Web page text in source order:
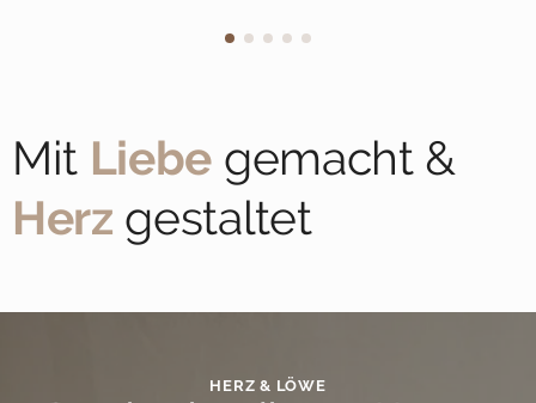
Mit Liebe gemacht &
Herz gestaltet
HERZ & LÖWE